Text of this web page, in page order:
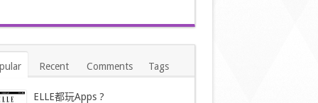
Recent Comments Tags
ELLE都玩Apps ?